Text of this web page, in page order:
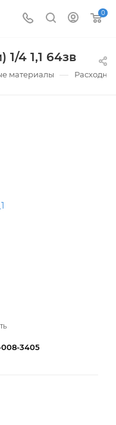
0
1/4 1,1 64зв
материалы —
3405